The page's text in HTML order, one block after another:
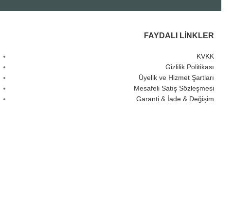
FAYDALI LINKLER
KVKK
Gizlilik Politikası
Üyelik ve Hizmet Şartları
Mesafeli Satış Sözleşmesi
Garanti & İade & Değişim